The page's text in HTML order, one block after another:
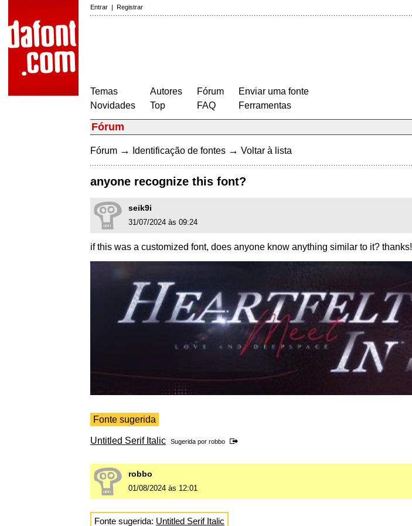
Entrar | Registrar
Temas
Novidades
Autores
Top
Fórum
FAQ
Enviar uma fonte
Ferramentas
Fórum
Fórum → Identificação de fontes → Voltar à lista
anyone recognize this font?
seik9i
31/07/2024 às 09:24
if this was a customized font, does anyone know anything similar to it? thanks!
Fonte sugerida
Untitled Serif Italic Sugerida por robbo
robbo
01/08/2024 às 12:01
Fonte sugerida: Untitled Serif Italic